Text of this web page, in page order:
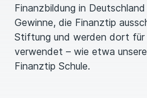
Finanzbildung in
Gewinne, die Finanztip
Stiftung und werden dort für
verwendet – wie etwa
Finanztip Schule.